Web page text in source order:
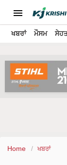
ਖਬਰਾਂ ਮੌਸਮ
Home ਖਬਰਾਂ